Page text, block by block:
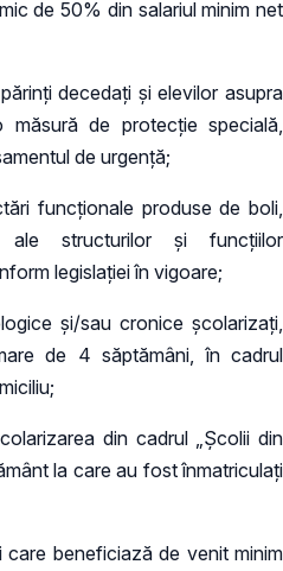
de 50% din salariul minim net
decedaţi şi elevilor asupra
de protecţie specială,
de urgenţă;
funcţionale produse de boli,
ale structurilor şi funcţiilor
legislației în vigoare;
şi/sau cronice şcolarizaţi,
de 4 săptămâni, în cadrul
din cadrul „Şcolii din
la care au fost înmatriculaţi
care beneficiază de venit minim